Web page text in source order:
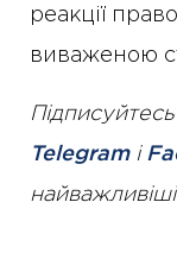
реакції
виваженою
Telegramі